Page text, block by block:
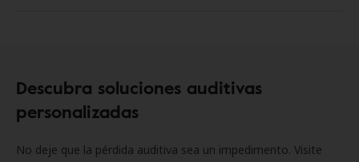
Descubra soluciones auditivas
personalizadas
No deje que la pérdida auditiva sea un impedimento. Visite